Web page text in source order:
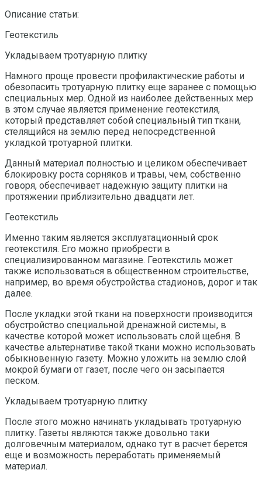
Описание статьи:
Геотекстиль
Укладываем тротуарную плитку
Намного проще провести профилактические работы и
обезопасить тротуарную плитку еще заранее с помощью
специальных мер. Одной из наиболее действенных мер
в этом случае является применение геотекстиля,
который представляет собой специальный тип ткани,
стелящийся на землю перед непосредственной
укладкой тротуарной плитки.
Данный материал полностью и целиком обеспечивает
блокировку роста сорняков и травы, чем, собственно
говоря, обеспечивает надежную защиту плитки на
протяжении приблизительно двадцати лет.
Геотекстиль
Именно таким является эксплуатационный срок
геотекстиля. Его можно приобрести в
специализированном магазине. Геотекстиль может
также использоваться в общественном строительстве,
например, во время обустройства стадионов, дорог и так
далее.
После укладки этой ткани на поверхности производится
обустройство специальной дренажной системы, в
качестве которой может использовать слой щебня. В
качестве альтернативе такой ткани можно использовать
обыкновенную газету. Можно уложить на землю слой
мокрой бумаги от газет, после чего он засыпается
песком.
Укладываем тротуарную плитку
После этого можно начинать укладывать тротуарную
плитку. Газеты являются также довольно таки
долговечным материалом, однако тут в расчет берется
еще и возможность переработать применяемый
материал.